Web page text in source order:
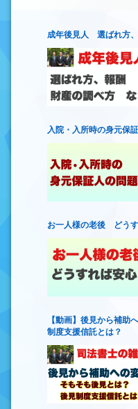
成年後見人 選ばれ方
入院・入所時の身元保
お一人様の老後 どう
【動画】後見から補
制度支援信託とは？